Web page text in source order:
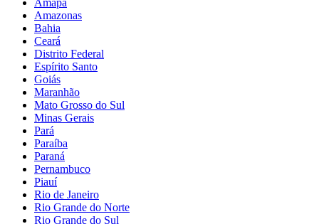
Amazonas
Bahia
Ceará
Distrito Federal
Espírito Santo
Goiás
Maranhão
Mato Grosso do Sul
Minas Gerais
Pará
Paraíba
Paraná
Pernambuco
Piauí
Rio de Janeiro
Rio Grande do Norte
Rio Grande do Sul